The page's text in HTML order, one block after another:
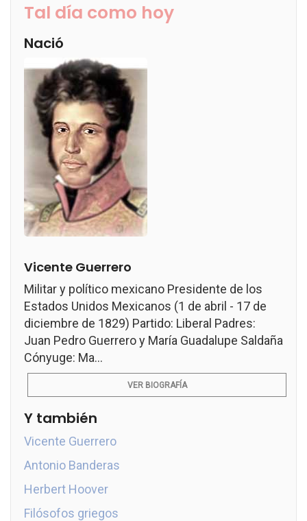
Tal día como hoy
Nació
Vicente Guerrero
Militar y político mexicano Presidente de los
Estados Unidos Mexicanos (1 de abril - 17 de
diciembre de 1829) Partido: Liberal Padres:
Juan Pedro Guerrero y María Guadalupe Saldaña
Cónyuge: Ma...
VER BIOGRAFÍA
Y también
Vicente Guerrero
Antonio Banderas
Herbert Hoover
Filósofos griegos